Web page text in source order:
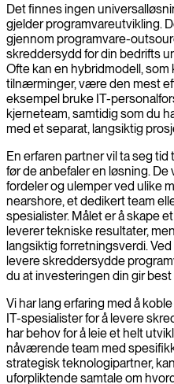
Det finnes ingen
gjelder programvareutvikling.
gjennom programvare-
skreddersydd for din bedrifts
Ofte kan en hybridmodell,
tilnærminger, være den mest
eksempel bruke IT-
kjerneteam, samtidig som du
med et separat, langsiktig
En erfaren partner vil ta seg
før de anbefaler en løsning.
fordeler og ulemper ved ulike
nearshore, et dedikert team
spesialister. Målet er å skape
leverer tekniske resultater,
langsiktig forretningsverdi.
levere skreddersydde
du at investeringen din gir
Vi har lang erfaring med å
IT-spesialister for å levere
har behov for å leie et helt
nåværende team med
strategisk teknologipartner,
uforpliktende samtale om